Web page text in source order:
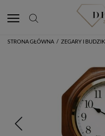
STRONA GŁÓWNA / ZEGARY I